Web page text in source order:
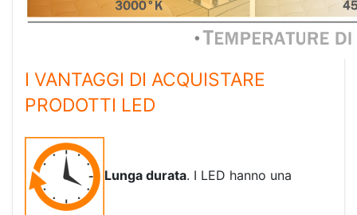
I VANTAGGI DI ACQUISTARE
PRODOTTI LED
Lunga durata. I LED hanno una